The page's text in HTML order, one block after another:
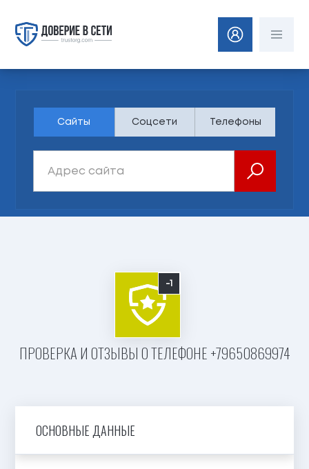
Сайты Соцсети Телефоны
-1
ПРОВЕРКА И ОТЗЫВЫ О ТЕЛЕФОНЕ +79650869974
ОСНОВНЫЕ ДАННЫЕ